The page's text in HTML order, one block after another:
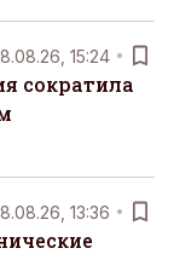
15:24
сократила
13:36